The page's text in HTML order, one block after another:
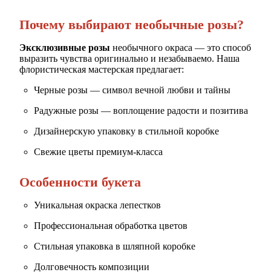
Почему выбирают необычные розы?
Эксклюзивные розы необычного окраса — это способ
выразить чувства оригинально и незабываемо. Наша
флористическая мастерская предлагает:
Черные розы — символ вечной любви и тайны
Радужные розы — воплощение радости и позитива
Дизайнерскую упаковку в стильной коробке
Свежие цветы премиум-класса
Особенности букета
Уникальная окраска лепестков
Профессиональная обработка цветов
Стильная упаковка в шляпной коробке
Долговечность композиции